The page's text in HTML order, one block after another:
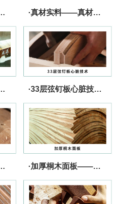
实力储备 音质上乘 ·真材实料——真材实料 行业承诺
、健康、无忧 ·33层弦钉板心脏技术——张力强 更坚固
快速传导 音色出众 ·加厚桐木面板——核心技术 发音灵敏